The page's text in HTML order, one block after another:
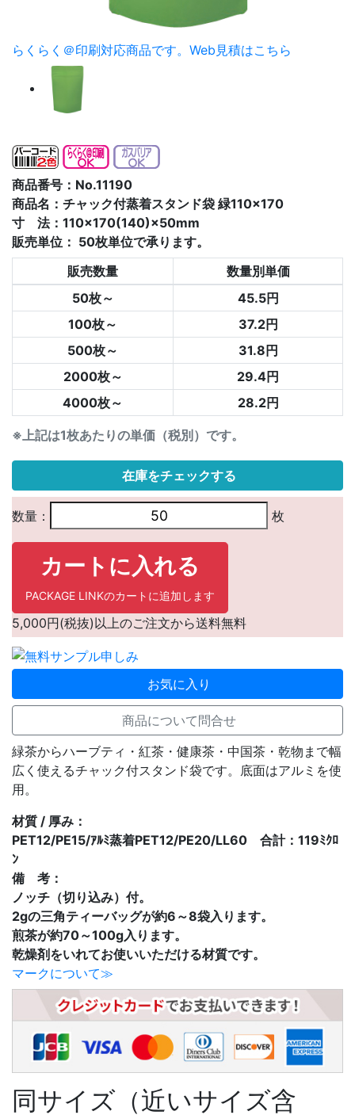
らくらく＠印刷対応商品です。 Web見積はこちら
商品番号：No.11190
商品名：チャック付蒸着スタンド袋 緑110×170
寸 法：110×170(140)×50mm
販売単位： 50枚単位で承ります。
※上記は1枚あたりの単価（税別）です。
販売数量
数量別単価
50枚～
45.5円
100枚～
37.2円
500枚～
31.8円
2000枚～
29.4円
4000枚～
28.2円
在庫をチェックする
数量： 枚
カートに入れる
PACKAGE LINKのカートに追加します
5,000円(税抜)以上のご注文から送料無料
お気に入り
商品について問合せ
緑茶からハーブティ・紅茶・健康茶・中国茶・乾物まで幅
広く使えるチャック付スタンド袋です。底面はアルミを使
用。
材質 / 厚み：
PET12/PE15/ｱﾙﾐ蒸着PET12/PE20/LL60 合計：119ﾐｸﾛ
ﾝ
備 考：
ノッチ（切り込み）付。
2gの三角ティーバッグが約6～8袋入ります。
煎茶が約70～100g入ります。
乾燥剤をいれてお使いいただける材質です。
マークについて≫
同サイズ（近いサイズ含